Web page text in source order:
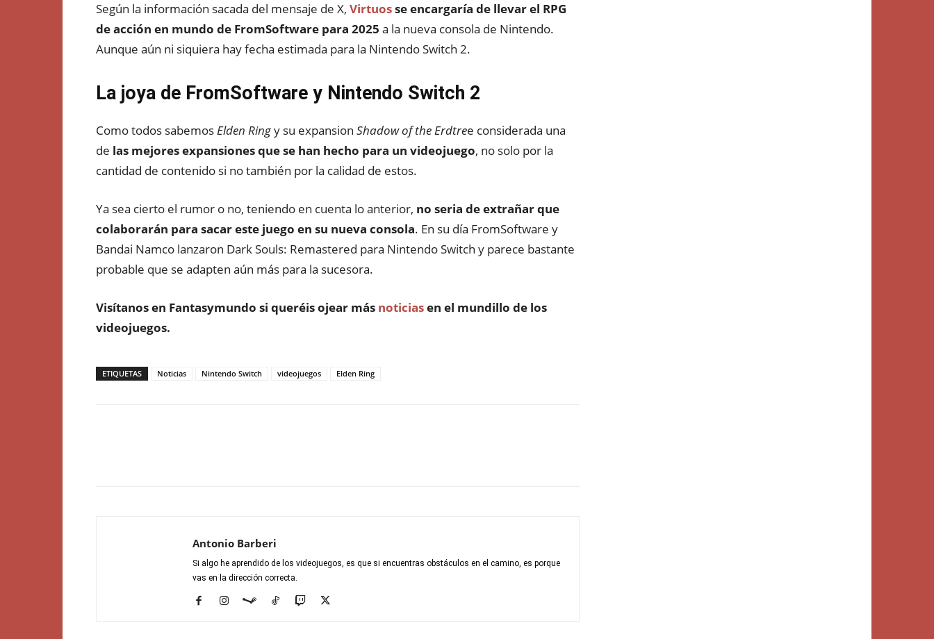
Según la información sacada del mensaje de X, Virtuosse encargaría de llevar el RPG
de acción en mundo de FromSoftware para 2025 a la nueva consola de Nintendo.
Aunque aún ni siquiera hay fecha estimada para la Nintendo Switch 2.
La joya de FromSoftware y Nintendo Switch 2
Como todos sabemosElden Ringy su expansion Shadow of the Erdtree considerada una
de las mejores expansiones que se han hecho para un videojuego, no solo por la
cantidad de contenido si no también por la calidad de estos.
Ya sea cierto el rumor o no, teniendo en cuenta lo anterior, no seria de extrañar que
colaborarán para sacar este juego en su nueva consola. En su día FromSoftware y
Bandai Namco lanzaron Dark Souls: Remastered para Nintendo Switch y parece bastante
probable que se adapten aún más para la sucesora.
Visítanos en Fantasymundo si queréis ojear más noticiasen el mundillo de los
videojuegos.
ETIQUETAS Noticias Nintendo Switch videojuegos Elden Ring
Antonio Barberi
Si algo he aprendido de los videojuegos, es que si encuentras obstáculos en el camino, es porque
vas en la dirección correcta.